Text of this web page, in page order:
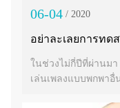
06-04 / 2020
อย่าละเลยการทด
ในช่วงไม่กี่ปีที่ผ่านมา
เล่นเพลงแบบพกพาอื่